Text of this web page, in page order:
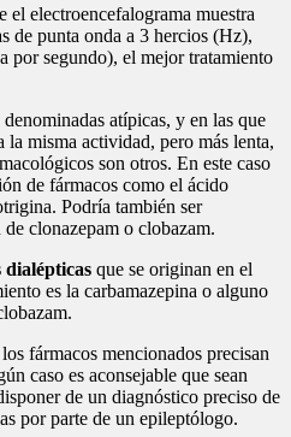
el electroencefalograma muestra
de punta onda a 3 hercios (Hz),
por segundo), el mejor tratamiento
atípicas, y en las que
la misma actividad, pero más lenta,
son otros. En este caso
de fármacos como el ácido
Podría también ser
clonazepam o clobazam.
dialépticas que se originan en el
es la carbamazepina o alguno
fármacos mencionados precisan
caso es aconsejable que sean
de un diagnóstico preciso de
por parte de un epileptólogo.